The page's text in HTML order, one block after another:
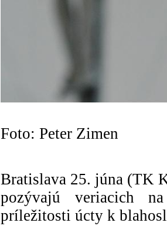
Foto: Peter Zimen
Bratislava 25. júna (TK
pozývajú veriacich
príležitosti úcty k